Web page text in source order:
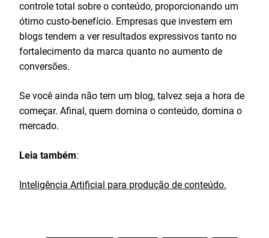
controle total sobre o conteúdo, proporcionando um
ótimo custo-benefício. Empresas que investem em
blogs tendem a ver resultados expressivos tanto no
fortalecimento da marca quanto no aumento de
conversões.
Se você ainda não tem um blog, talvez seja a hora de
começar. Afinal, quem domina o conteúdo, domina o
mercado.
Leia também:
Inteligência Artificial para produção de conteúdo.